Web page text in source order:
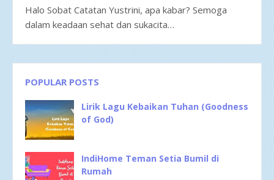
Halo Sobat Catatan Yustrini, apa kabar? Semoga
dalam keadaan sehat dan sukacita…
POPULAR POSTS
Lirik Lagu Kebaikan Tuhan (Goodness
of God)
IndiHome Teman Setia Bumil di
Rumah